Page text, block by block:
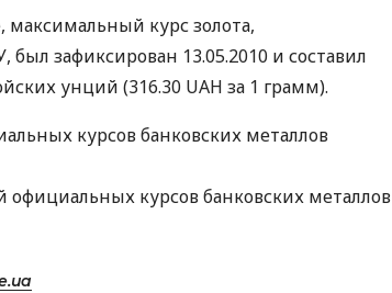
максимальный курс золота,
зафиксирован 13.05.2010 и составил
унций (316.30 UAH за 1 грамм).
курсов банковских металлов
курсов банковских металлов